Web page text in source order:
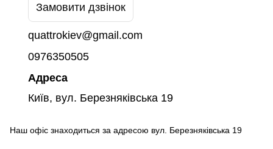
Замовити дзвінок
quattrokiev@gmail.com
0976350505
Адреса
Київ, вул. Березняківська 19
Наш офіс знаходиться за адресою вул. Березняківська 19